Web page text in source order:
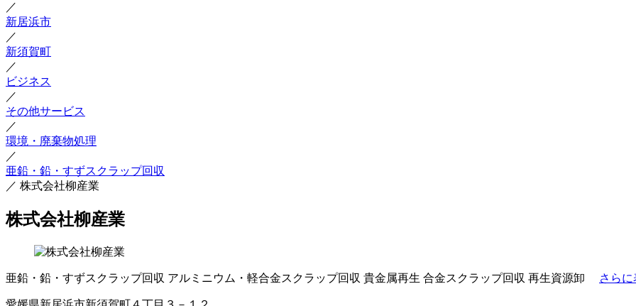
／
新居浜市
／
新須賀町
／
ビジネス
／
その他サービス
／
環境・廃棄物処理
／
亜鉛・鉛・すずスクラップ回収
／ 株式会社柳産業
株式会社柳産業
亜鉛・鉛・すずスクラップ回収 アルミニウム・軽合金スクラップ回収 貴金属再生 合金スクラップ回収 再生資源卸 さら